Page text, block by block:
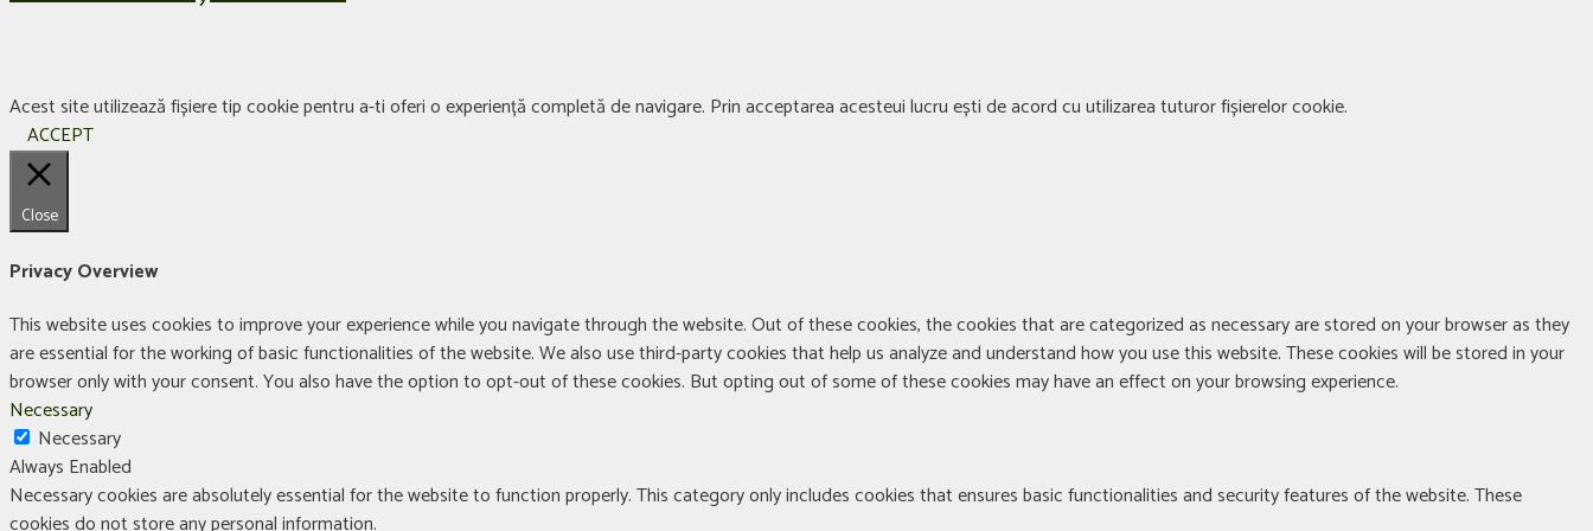
Acest site utilizează fișiere tip cookie pentru a-ti oferi o experiență completă de navigare. Prin acceptarea acesteui lucru ești de acord cu utilizarea tuturor fișierelor cookie.
ACCEPT
Close
Privacy Overview
This website uses cookies to improve your experience while you navigate through the website. Out of these cookies, the cookies that are categorized as necessary are stored on your browser as they
are essential for the working of basic functionalities of the website. We also use third-party cookies that help us analyze and understand how you use this website. These cookies will be stored in your
browser only with your consent. You also have the option to opt-out of these cookies. But opting out of some of these cookies may have an effect on your browsing experience.
Necessary
Necessary
Always Enabled
Necessary cookies are absolutely essential for the website to function properly. This category only includes cookies that ensures basic functionalities and security features of the website. These
cookies do not store any personal information.